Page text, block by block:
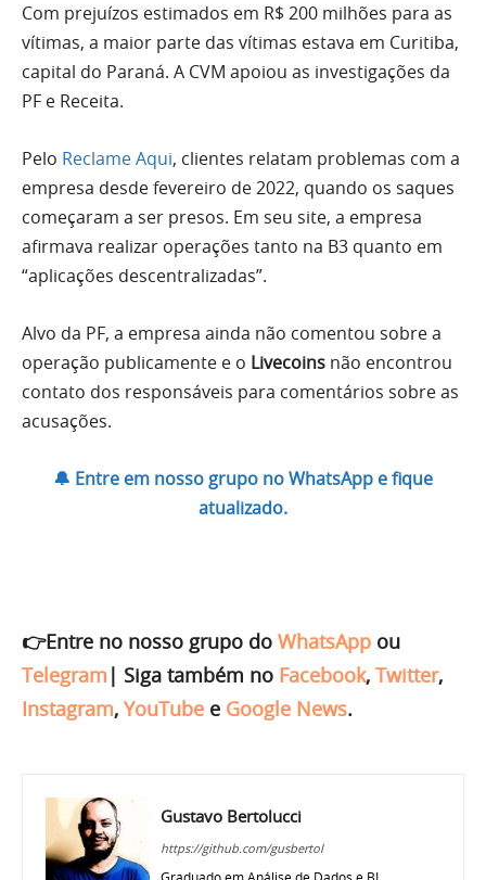
Com prejuízos estimados em R$ 200 milhões para as
vítimas, a maior parte das vítimas estava em Curitiba,
capital do Paraná. A CVM apoiou as investigações da
PF e Receita.
Pelo Reclame Aqui, clientes relatam problemas com a
empresa desde fevereiro de 2022, quando os saques
começaram a ser presos. Em seu site, a empresa
afirmava realizar operações tanto na B3 quanto em
“aplicações descentralizadas”.
Alvo da PF, a empresa ainda não comentou sobre a
operação publicamente e o Livecoins não encontrou
contato dos responsáveis para comentários sobre as
acusações.
🔔 Entre em nosso grupo no WhatsApp e fique
atualizado.
👉Entre no nosso grupo do WhatsApp ou
Telegram | Siga também no Facebook, Twitter,
Instagram, YouTube e Google News.
Gustavo Bertolucci
https://github.com/gusbertol